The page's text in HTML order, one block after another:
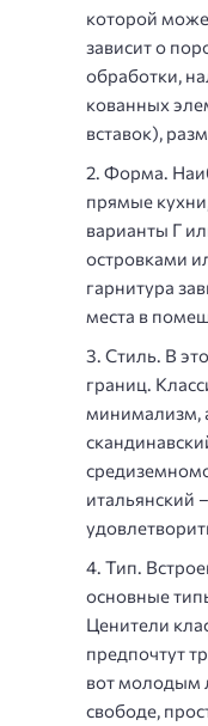
которой
зависит о
обработки,
кованных
вставок),
Форма.
прямые
варианты Г
островками
гарнитура
места в
Стиль. В
границ.
минимализм,
итальянский
Тип.
основные
Ценители
предпочтут
вот молодым
свободе,